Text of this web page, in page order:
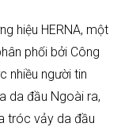
hiệu HERNA, một
phối bởi Công
nhiều người tin
da đầu Ngoài ra,
tróc vảy da đầu